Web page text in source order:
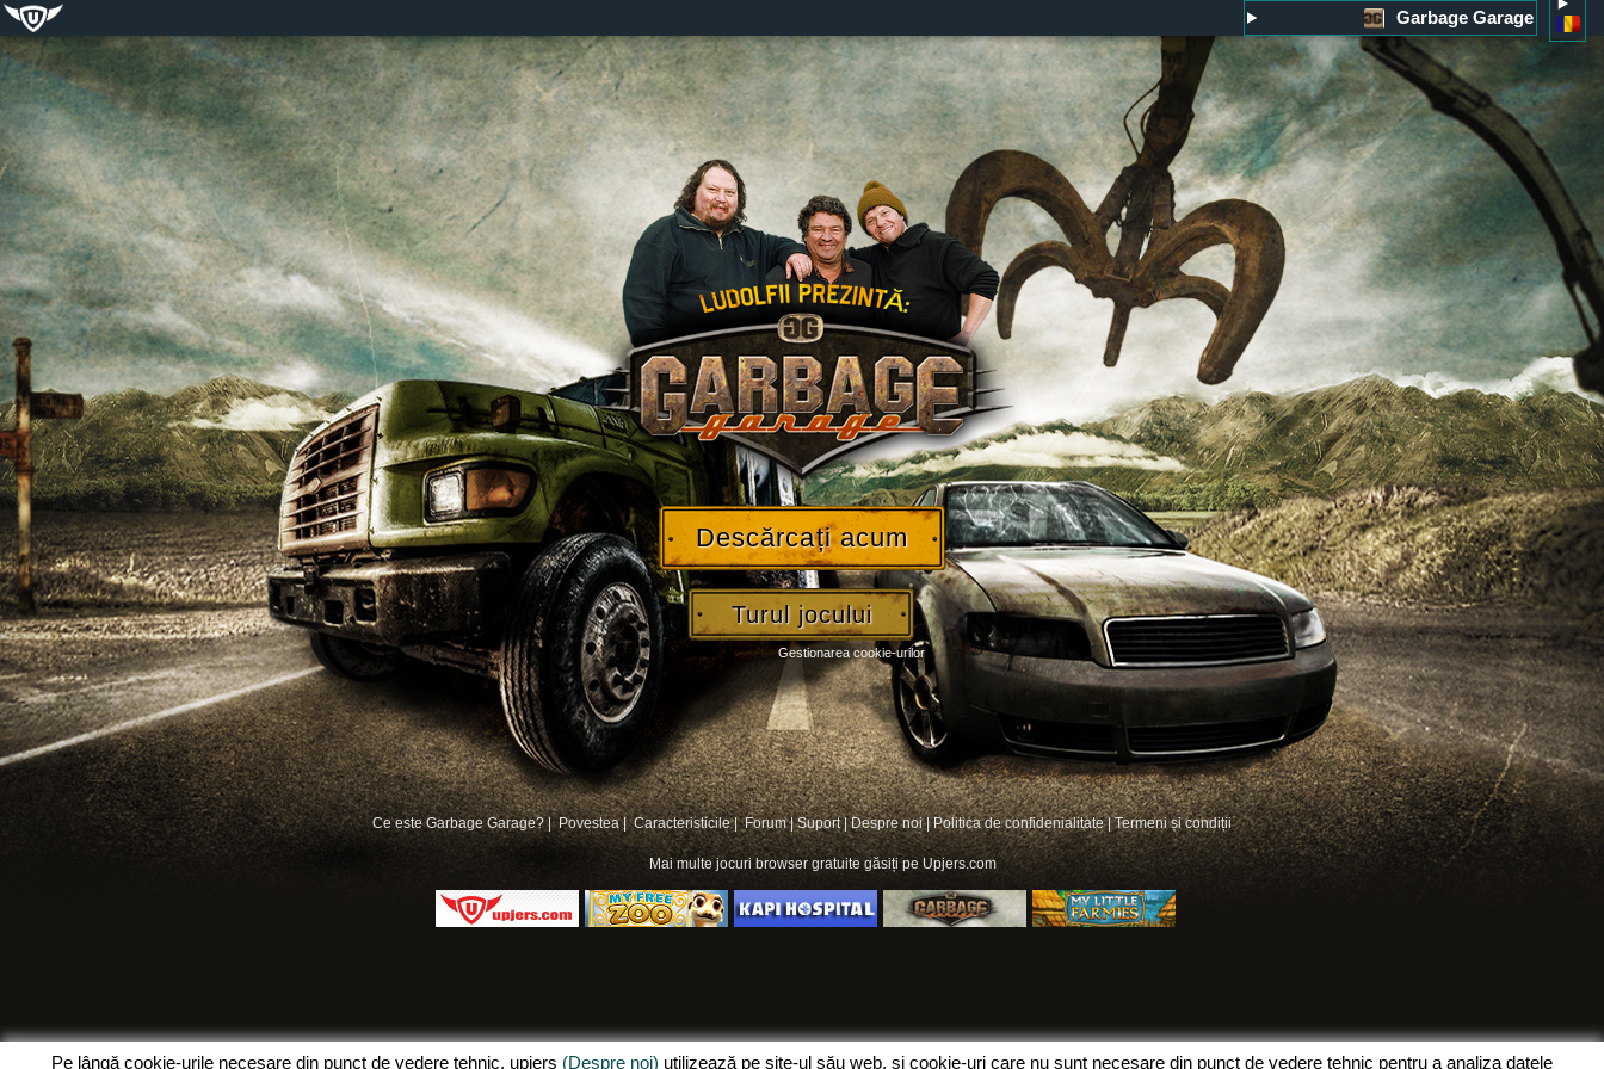
Garbage Garage
Descărcați acum
Turul jocului
Ce este Garbage Garage? | Povestea | Caracteristicile | Forum|Suport|Despre noi|Politica de confidenialitate|Termeni și condiții
Mai multe jocuri browser gratuitegăsiți pe Upjers.com
Gestionarea cookie-urilor
Pe lângă cookie-urile necesare din punct de vedere tehnic, upjers (Despre noi) utilizează pe site-ul său web, și cookie-uri care nu sunt necesare din punct de vedere tehnic pentru a analiza datele